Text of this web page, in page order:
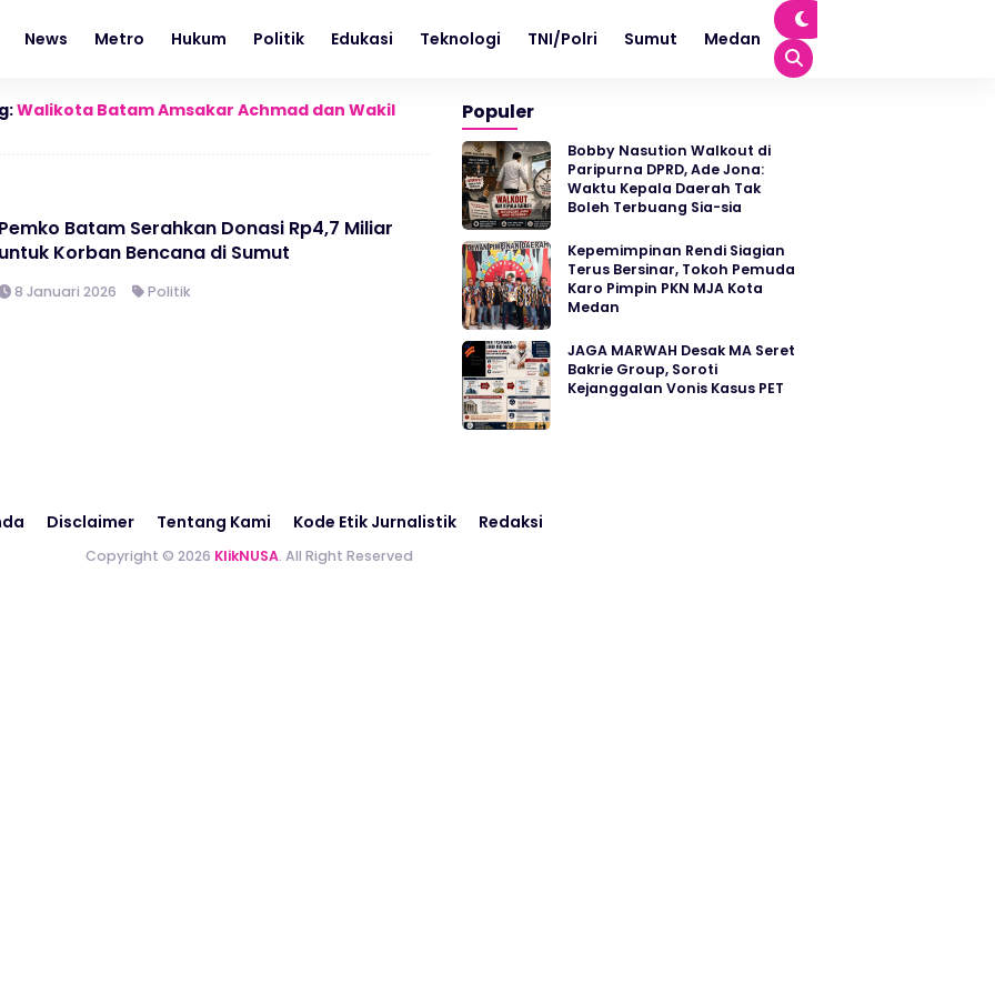
News Metro Hukum Politik Edukasi Teknologi TNI/Polri Sumut Medan
Walikota Batam Amsakar Achmad dan Wakil
Batam Serahkan Donasi Rp4,7 Miliar
Korban Bencana di Sumut
8 Januari 2026 Politik
Populer
Bobby Nasution Walkout di
Paripurna DPRD, Ade Jona:
Waktu Kepala Daerah Tak
Boleh Terbuang Sia-sia
Kepemimpinan Rendi Siagian
Terus Bersinar, Tokoh Pemuda
Karo Pimpin PKN MJA Kota
Medan
JAGA MARWAH Desak MA Seret
Bakrie Group, Soroti
Kejanggalan Vonis Kasus PET
Disclaimer Tentang Kami Kode Etik Jurnalistik Redaksi
Copyright © 2026 KlikNUSA. All Right Reserved